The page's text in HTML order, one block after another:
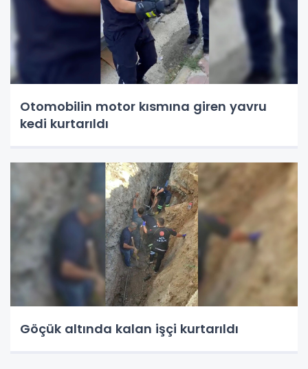
Otomobilin motor kısmına giren yavru
kedi kurtarıldı
Göçük altında kalan işçi kurtarıldı